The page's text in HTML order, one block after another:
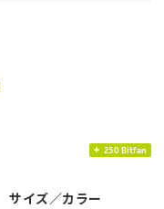
250 Bitfan
サイズ／カラー